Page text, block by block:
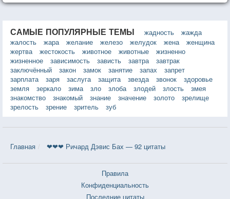
САМЫЕ ПОПУЛЯРНЫЕ ТЕМЫ жадность
жажда
жалость
жара желание железо желудок жена
женщина
жертва
жестокость животное животные
жизненно
жизненное
зависимость зависть завтра
завтрак
заключённый
закон замок занятие запах
запрет
зарплата
заря заслуга защита звезда звонок
здоровье
земля
зеркало зима зло злоба злодей злость
змея
знакомство
знакомый знание значение золото
зрелище
зрелость
зрение зритель зуб
Главная ❤❤❤ Ричард Дэвис Бах — 92 цитаты
Правила
Конфиденциальность
Последние цитаты